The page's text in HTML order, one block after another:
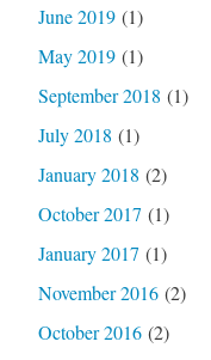
June 2019(1)
May 2019(1)
September 2018 (1)
July 2018 (1)
January 2018 (2)
October 2017 (1)
January 2017 (1)
November 2016(2)
October 2016(2)